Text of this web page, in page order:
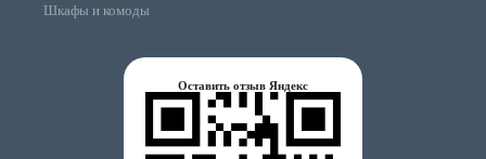
Шкафы и комоды
Оставить отзыв Яндекс